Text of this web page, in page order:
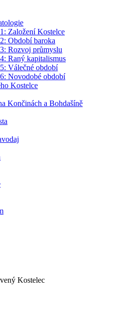
Založení Kostelce
Období baroka
Rozvoj průmyslu
Raný kapitalismus
Válečné období
Novodobé období
Kostelce
Končinách a Bohdašíně
Kostelec